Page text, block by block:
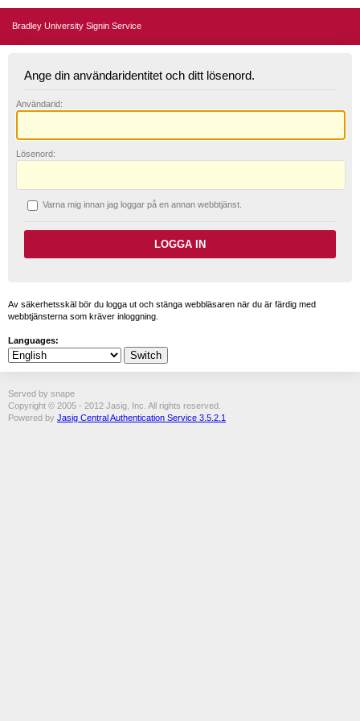
Bradley University Signin Service
Ange din användaridentitet och ditt lösenord.
Användarid:
L ösenord:
Varna mig innan jag loggar på en annan webbtjänst.
Av säkerhetsskäl bör du logga ut och stänga webbläsaren när du är färdig med
webbtjänsterna som kräver inloggning.
Languages:
Served by snape
Copyright © 2005 - 2012 Jasig, Inc. All rights reserved.
Powered by Jasig Central Authentication Service 3.5.2.1